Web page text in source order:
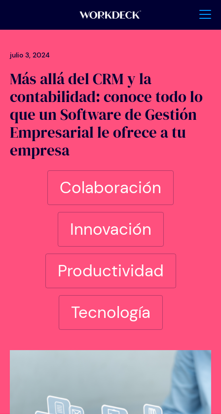
julio 3, 2024
Más allá del CRM y la
contabilidad: conoce todo lo
que un Software de Gestión
Empresarial le ofrece a tu
empresa
Colaboración
Innovación
Productividad
Tecnología